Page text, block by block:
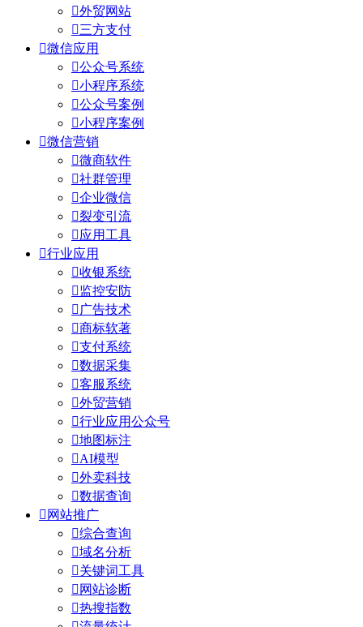
外贸网站
三方支付
微信应用
公众号系统
小程序系统
公众号案例
小程序案例
微信营销
微商软件
社群管理
企业微信
裂变引流
应用工具
行业应用
收银系统
监控安防
 广告技术
商标软著
支付系统
数据采集
客服系统
外贸营销
行业应用公众号
地图标注
AI模型
外卖科技
数据查询
 网站推广
综合查询
域名分析
关键词工具
 网站诊断
热搜指数